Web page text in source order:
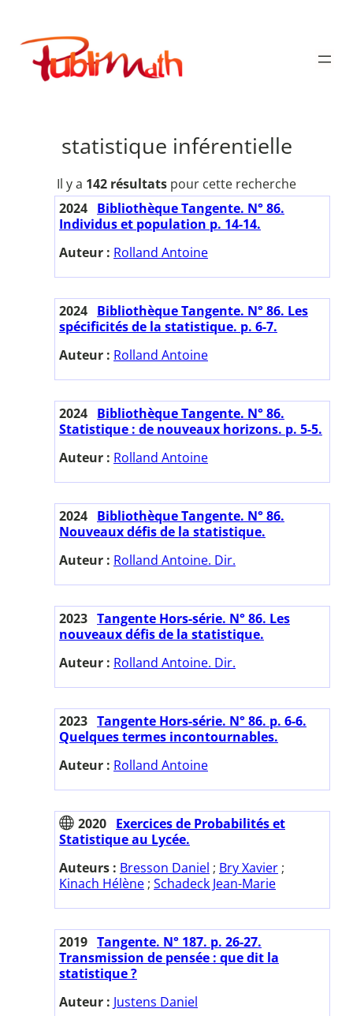
contenu
Publimath
statistique inférentielle
Il y a 142 résultats pour cette recherche
2024 Bibliothèque Tangente. N° 86.
Individus et population p. 14-14.
Auteur : Rolland Antoine
2024 Bibliothèque Tangente. N° 86. Les
spécificités de la statistique. p. 6-7.
Auteur : Rolland Antoine
2024 Bibliothèque Tangente. N° 86.
Statistique : de nouveaux horizons. p. 5-5.
Auteur : Rolland Antoine
2024 Bibliothèque Tangente. N° 86.
Nouveaux défis de la statistique.
Auteur : Rolland Antoine. Dir.
2023 Tangente Hors-série. N° 86. Les
nouveaux défis de la statistique.
Auteur : Rolland Antoine. Dir.
2023 Tangente Hors-série. N° 86. p. 6-6.
Quelques termes incontournables.
Auteur : Rolland Antoine
2020 Exercices de Probabilités et
Statistique au Lycée.
Auteurs : Bresson Daniel ; Bry Xavier ;
Kinach Hélène ; Schadeck Jean-Marie
2019 Tangente. N° 187. p. 26-27.
Transmission de pensée : que dit la
statistique ?
Auteur : Justens Daniel